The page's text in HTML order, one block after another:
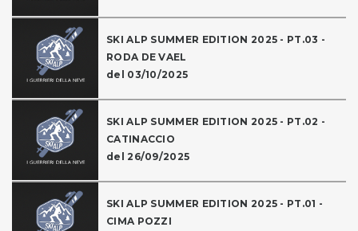
SKI ALP SUMMER EDITION 2025 - PT.03 -
RODA DE VAEL
del 03/10/2025
SKI ALP SUMMER EDITION 2025 - PT.02 -
CATINACCIO
del 26/09/2025
SKI ALP SUMMER EDITION 2025 - PT.01 -
CIMA POZZI